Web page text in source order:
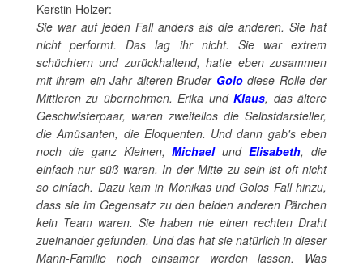
Kerstin Holzer:
Sie war auf jeden Fall anders als die anderen. Sie hat
nicht performt. Das lag ihr nicht. Sie war extrem
schüchtern und zurückhaltend, hatte eben zusammen
mit ihrem ein Jahr älteren Bruder Golodiese Rolle der
Mittleren zu übernehmen. Erika undKlaus, das ältere
Geschwisterpaar, waren zweifellos die Selbstdarsteller,
die Amüsanten, die Eloquenten. Und dann gab's eben
noch die ganz Kleinen,MichaelundElisabeth, die
einfach nur süß waren. In der Mitte zu sein ist oft nicht
so einfach. Dazu kam in Monikas und Golos Fall hinzu,
dass sie im Gegensatz zu den beiden anderen Pärchen
kein Team waren. Sie haben nie einen rechten Draht
zueinander gefunden. Und das hat sie natürlich in dieser
Mann-Familie noch einsamer werden lassen. Was